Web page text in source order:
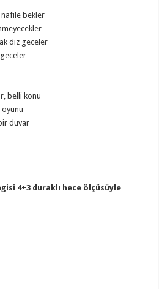
nafile bekler
diz geceler
belli konu
duvar
4+3 duraklı hece ölçüsüyle